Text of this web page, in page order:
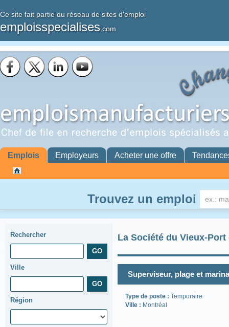
Ce site fait partie du réseau de sites d'emploi
emploisspecialises .com
Emplois Employeurs Acheter une offre
Trouvez un emploi
Rechercher
Ville
Région
La Société du Vieux-Port
Superviseur, plage et
Type de poste : Temporaire
Ville : Montréal